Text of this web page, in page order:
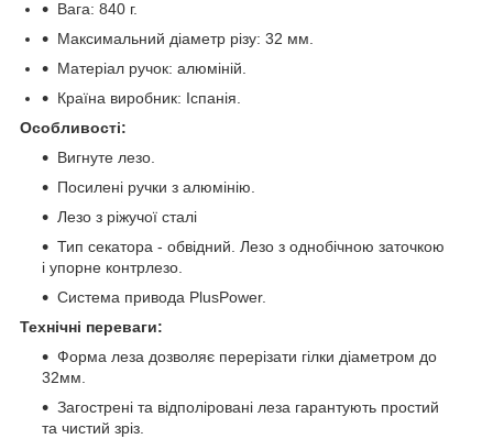
Вага: 840 г.
Максимальний діаметр різу: 32 мм.
Матеріал ручок: алюміній.
Країна виробник: Іспанія.
Особливості:
Вигнуте лезо.
Посилені ручки з алюмінію.
Лезо з ріжучої сталі
Тип секатора - обвідний. Лезо з однобічною заточкою
і упорне контрлезо.
Система привода PlusPower.
Технічні переваги:
Форма леза дозволяє перерізати гілки діаметром до
32мм.
Загострені та відполіровані леза гарантують простий
та чистий зріз.